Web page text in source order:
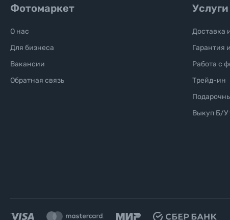
Фотомаркет
О нас
Для бизнеса
Вакансии
Обратная связь
Услуги
Доставка
Гарантия
Работа с
Трейд-ин
Выкуп Б/У